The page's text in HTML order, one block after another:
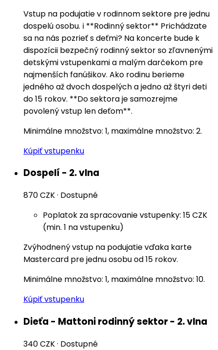
Vstup na podujatie v rodinnom sektore pre jednu
dospelú osobu. ℹ️ **Rodinný sektor** Prichádzate
sa na nás pozrieť s deťmi? Na koncerte bude k
dispozícii bezpečný rodinný sektor so zľavnenými
detskými vstupenkami a malým darčekom pre
najmenších fanúšikov. Ako rodinu berieme
jedného až dvoch dospelých a jedno až štyri deti
do 15 rokov. **Do sektora je samozrejme
povolený vstup len deťom**.
Minimálne množstvo: 1, maximálne množstvo: 2.
Kúpiť vstupenku
Dospelí - 2. vlna
870 CZK· Dostupné
Poplatok za spracovanie vstupenky: 15 CZK
(min. 1 na vstupenku)
Zvýhodnený vstup na podujatie vďaka karte
Mastercard pre jednu osobu od 15 rokov.
Minimálne množstvo: 1, maximálne množstvo: 10.
Kúpiť vstupenku
Dieťa - Mattoni rodinný sektor - 2. vlna
340 CZK· Dostupné